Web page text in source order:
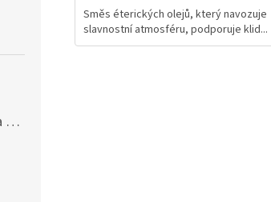
Kineziologická tejpovací páska 10 cm tělová
Směs éterických olejů, který navozuje
slavnostní atmosféru, podporuje klid...